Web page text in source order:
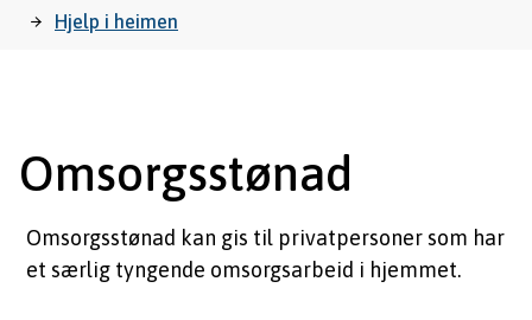
n
k
Du Hjelp i heimen
Omsorgsstønad
Omsorgsstønad kan gis til privatpersoner som har
et særlig tyngende omsorgsarbeid i hjemmet.